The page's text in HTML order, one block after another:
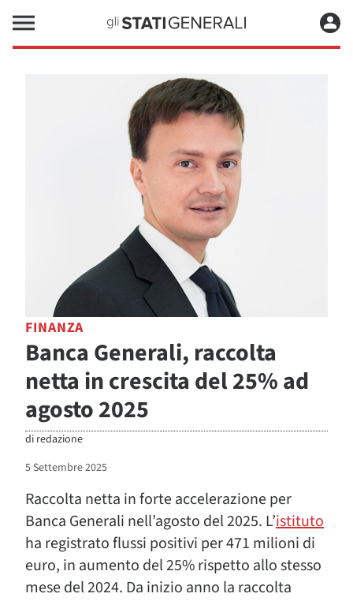
FINANZA
Banca Generali, raccolta
netta in crescita del 25% ad
agosto 2025
di redazione
5 Settembre 2025
Raccolta netta in forte accelerazione per
Banca Generali nell’agosto del 2025. L’istituto
ha registrato flussi positivi per 471 milioni di
euro, in aumento del 25% rispetto allo stesso
mese del 2024. Da inizio anno la raccolta